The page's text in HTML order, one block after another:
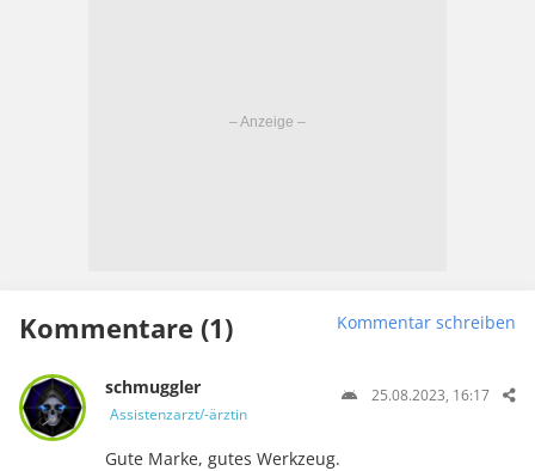
Kommentare (1) Kommentar schreiben
schmuggler
Assistenzarzt/-ärztin
25.08.2023, 16:17
Gute Marke, gutes Werkzeug.